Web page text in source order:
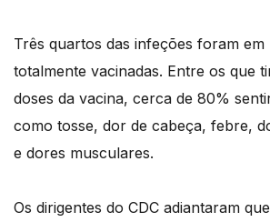
Três quartos das infeções foram em
totalmente vacinadas. Entre os que
doses da vacina, cerca de 80%
como tosse, dor de cabeça, febre,
e dores musculares.
Os dirigentes do CDC adiantaram